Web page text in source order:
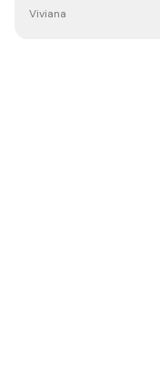
Viviana